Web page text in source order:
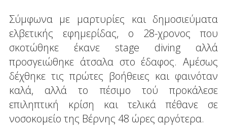
Σύμφωνα με μαρτυρίες και δημοσιεύματα
ελβετικής εφημερίδας, ο 28-χρονος που
σκοτώθηκε έκανε stage diving αλλά
προσγειώθηκε άτσαλα στο έδαφος. Αμέσως
δέχθηκε τις πρώτες βοήθειες και φαινόταν
καλά, αλλά το πέσιμο τού προκάλεσε
επιληπτική κρίση και τελικά πέθανε σε
νοσοκομείο της Βέρνης 48 ώρες αργότερα.